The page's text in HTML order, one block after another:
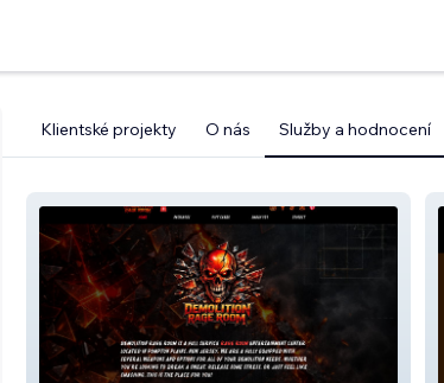
Klientské projekty O nás Služby a hodnocení